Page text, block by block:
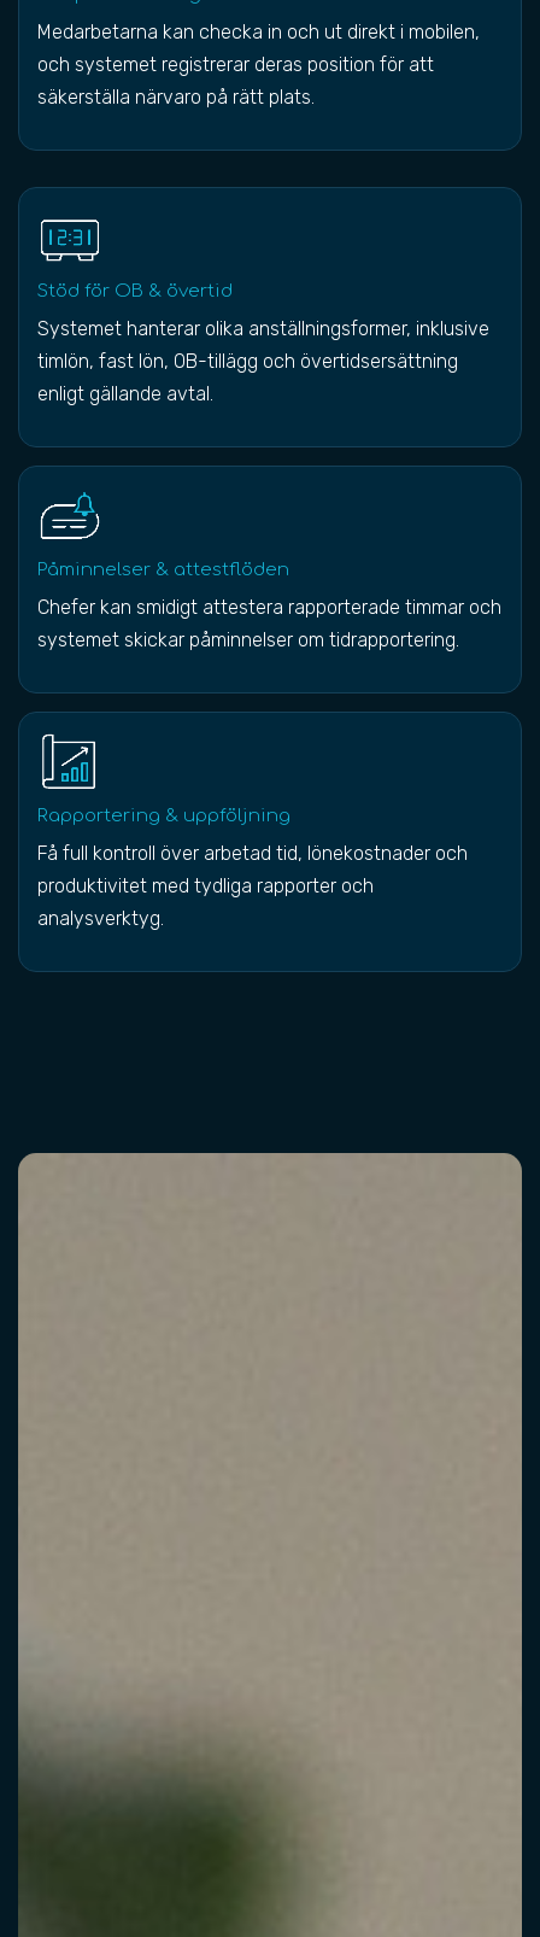
Medarbetarna kan checka in och ut direkt i mobilen,
och systemet registrerar deras position för att
säkerställa närvaro på rätt plats.
Stöd för OB & övertid
Systemet hanterar olika anställningsformer, inklusive
timlön, fast lön, OB-tillägg och övertidsersättning
enligt gällande avtal.
Påminnelser & attestflöden
Chefer kan smidigt attestera rapporterade timmar och
systemet skickar påminnelser om tidrapportering.
Rapportering & uppföljning
Få full kontroll över arbetad tid, lönekostnader och
produktivitet med tydliga rapporter och
analysverktyg.